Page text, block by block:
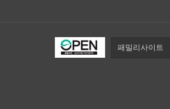
패밀리사이트